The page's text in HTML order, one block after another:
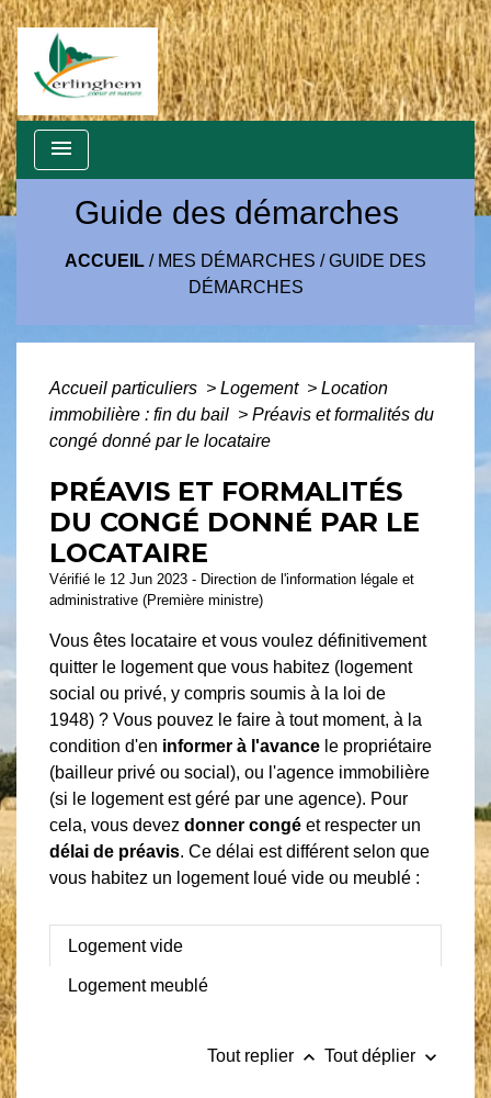
menu
Guide des démarches
ACCUEIL / MES DÉMARCHES /GUIDE DES
DÉMARCHES
Accueil particuliers > Logement > Location
immobilière : fin du bail > Préavis et formalités du
congé donné par le locataire
PRÉAVIS ET FORMALITÉS
DU CONGÉ DONNÉ PAR LE
LOCATAIRE
Vérifié le 12 Jun 2023 - Direction de l'information légale et
administrative (Première ministre)
Vous êtes locataire et vous voulez définitivement
quitter le logement que vous habitez (logement
social ou privé, y compris soumis à la loi de
1948) ? Vous pouvez le faire à tout moment, à la
condition d'en informer à l'avance le propriétaire
(bailleur privé ou social), ou l'agence immobilière
(si le logement est géré par une agence). Pour
cela, vous devez donner congé et respecter un
délai de préavis. Ce délai est différent selon que
vous habitez un logement loué vide ou meublé :
Logement vide
Logement meublé
Tout replier keyboard_arrow_up Tout déplier keyboard_arrow_down